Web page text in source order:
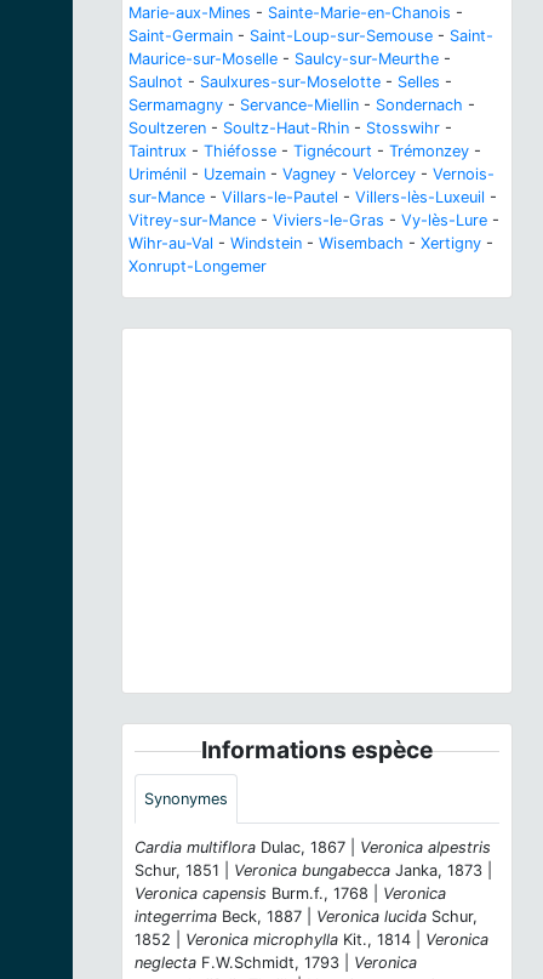
Marie-aux-Mines - Sainte-Marie-en-Chanois -
Saint-Germain - Saint-Loup-sur-Semouse - Saint-
Maurice-sur-Moselle - Saulcy-sur-Meurthe -
Saulnot - Saulxures-sur-Moselotte - Selles -
Sermamagny - Servance-Miellin - Sondernach -
Soultzeren - Soultz-Haut-Rhin - Stosswihr -
Taintrux - Thiéfosse - Tignécourt - Trémonzey -
Uriménil - Uzemain - Vagney - Velorcey - Vernois-
sur-Mance - Villars-le-Pautel - Villers-lès-Luxeuil -
Vitrey-sur-Mance - Viviers-le-Gras - Vy-lès-Lure -
Wihr-au-Val - Windstein - Wisembach - Xertigny -
Xonrupt-Longemer
Informations espèce
Synonymes
Cardia multiflora Dulac, 1867 | Veronica alpestris
Schur, 1851 | Veronica bungabecca Janka, 1873 |
Veronica capensis Burm.f., 1768 | Veronica
integerrima Beck, 1887 | Veronica lucida Schur,
1852 | Veronica microphylla Kit., 1814 | Veronica
neglecta F.W.Schmidt, 1793 | Veronica